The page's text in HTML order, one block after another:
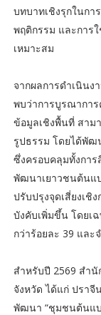
บทบาทเชิงรุกในกา
พฤติกรรม และการ
เหมาะสม
จากผลการดำเนิน
พบว่าการบูรณากา
ข้อมูลเชิงพื้นที่ สาม
รูปธรรม โดยได้พัฒ
ซึ่งครอบคลุมทั้งการ
พัฒนาเยาวชนต้นแ
ปรับปรุงจุดเสี่ยงเชิ
บังคับเพิ่มขึ้น โดยเ
กว่าร้อยละ 39 แล
สำหรับปี 2569 สำ
จังหวัด ได้แก่ ปรา
พัฒนา “ชุมชนต้นแ